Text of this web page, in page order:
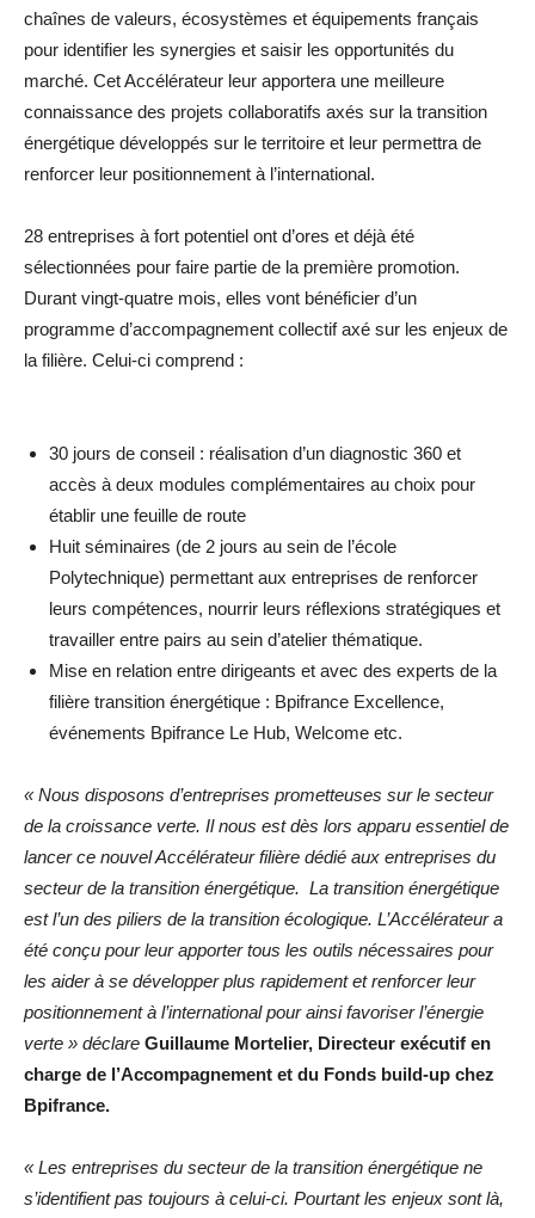
chaînes de valeurs, écosystèmes et équipements français
pour identifier les synergies et saisir les opportunités du
marché. Cet Accélérateur leur apportera une meilleure
connaissance des projets collaboratifs axés sur la transition
énergétique développés sur le territoire et leur permettra de
renforcer leur positionnement à l’international.
28 entreprises à fort potentiel ont d’ores et déjà été
sélectionnées pour faire partie de la première promotion.
Durant vingt-quatre mois, elles vont bénéficier d’un
programme d’accompagnement collectif axé sur les enjeux de
la filière. Celui-ci comprend :
30 jours de conseil : réalisation d’un diagnostic 360 et
accès à deux modules complémentaires au choix pour
établir une feuille de route
Huit séminaires (de 2 jours au sein de l’école
Polytechnique) permettant aux entreprises de renforcer
leurs compétences, nourrir leurs réflexions stratégiques et
travailler entre pairs au sein d’atelier thématique.
Mise en relation entre dirigeants et avec des experts de la
filière transition énergétique : Bpifrance Excellence,
événements Bpifrance Le Hub, Welcome etc.
« Nous disposons d’entreprises prometteuses sur le secteur
de la croissance verte. Il nous est dès lors apparu essentiel de
lancer ce nouvel Accélérateur filière dédié aux entreprises du
secteur de la transition énergétique. La transition énergétique
est l’un des piliers de la transition écologique. L’Accélérateur a
été conçu pour leur apporter tous les outils nécessaires pour
les aider à se développer plus rapidement et renforcer leur
positionnement à l’international pour ainsi favoriser l’énergie
verte » déclare Guillaume Mortelier, Directeur exécutif en
charge de l’Accompagnement et du Fonds build-up chez
Bpifrance.
« Les entreprises du secteur de la transition énergétique ne
s’identifient pas toujours à celui-ci. Pourtant les enjeux sont là,